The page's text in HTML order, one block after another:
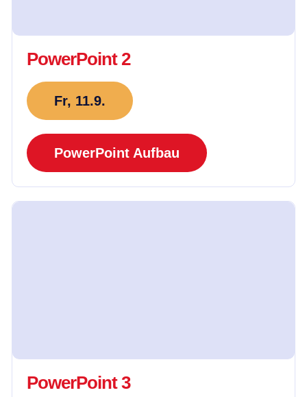
PowerPoint 2
Fr, 11.9.
PowerPoint Aufbau
PowerPoint 3